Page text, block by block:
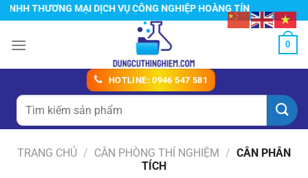
Chuyển
đến
nội
MẠI DỊCH VỤ CÔNG NGHIỆP HOÀNG TÍN
0
HOTLINE: 0946 547 581
Tìm
kiếm:
TRANG CHỦ / CÂN PHÒNG THÍ NGHIỆM / CÂN PHÂN
TÍCH